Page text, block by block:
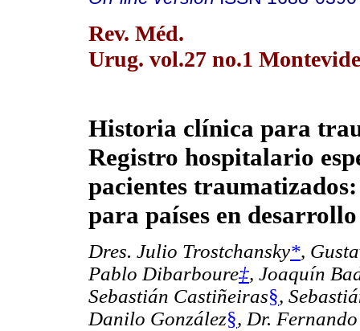
Rev. Méd.
Urug. vol.27 no.1
Historia clínica para
Registro hospitalario
pacientes
para países en desarrollo
Dres. Julio Trostchansky*,
Pablo Dibarboure‡, Joaquín
Sebastián Castiñeiras§,
Danilo González§, Dr.